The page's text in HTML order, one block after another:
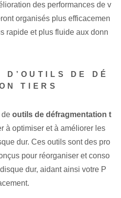
des performances de v
organisés plus efficacemen
rapide et plus fluide aux donn
DE DÉ
TIERS
de outils de défragmentation t
à optimiser et à améliorer les
dur. Ces outils sont des pro
pour réorganiser et conso
dur, aidant ainsi votre P